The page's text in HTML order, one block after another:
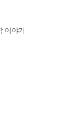
이야기